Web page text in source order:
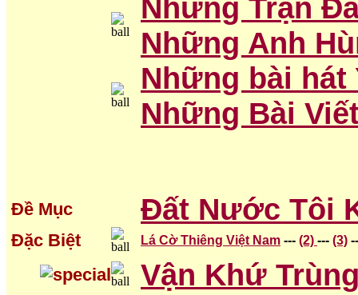
Những Trận
Những Anh
Những bài hát
Những Bài
Đề Mục Đất Nước Tôi
Đặc Biệt Lá Cờ Thiêng Việt Nam --- (2) --- (3)
Vận Khứ